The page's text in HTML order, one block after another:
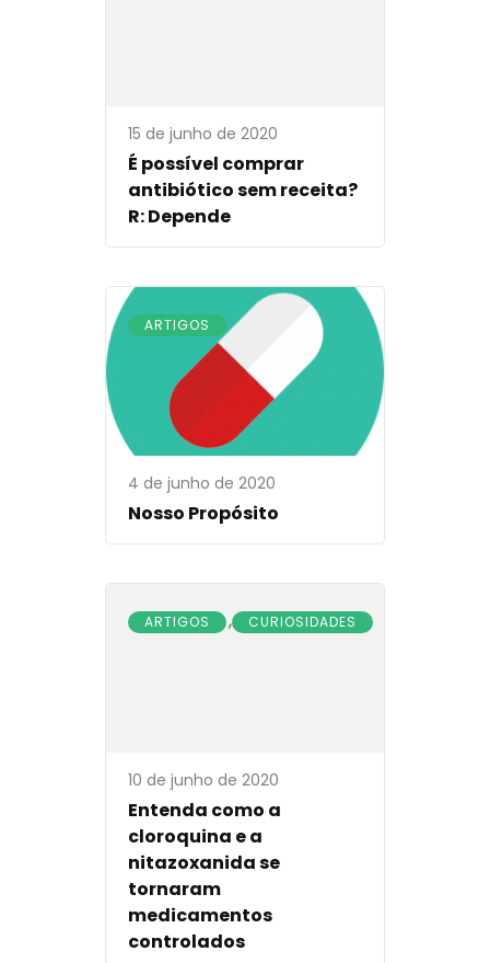
15 de junho de 2020
É possível comprar
antibiótico sem receita?
R: Depende
ARTIGOS
4 de junho de 2020
Nosso Propósito
ARTIGOS , CURIOSIDADES
10 de junho de 2020
Entenda como a
cloroquina e a
nitazoxanida se
tornaram
medicamentos
controlados